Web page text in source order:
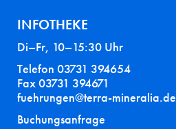
INFOTHEKE
Di–Fr, 10–15:30 Uhr
Telefon 03731 394654
Fax 03731 394671
fuehrungen@terra-mineralia.de
Buchungsanfrage